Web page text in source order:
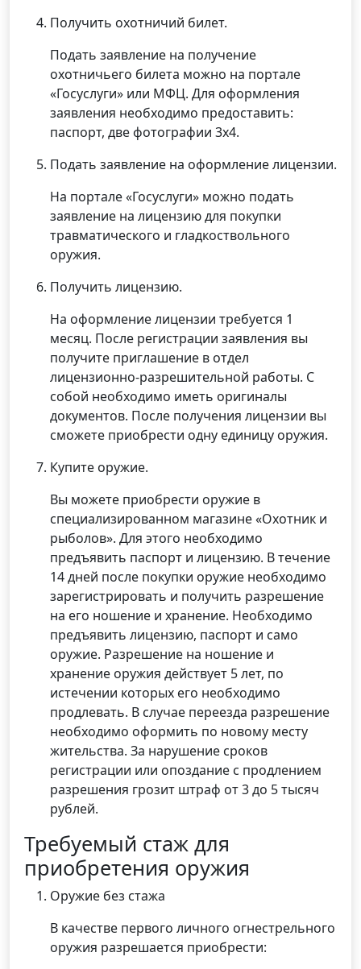
Получить охотничий билет.
Подать заявление на получение
охотничьего билета можно на портале
«Госуслуги» или МФЦ. Для оформления
заявления необходимо предоставить:
паспорт, две фотографии 3х4.
Подать заявление на оформление лицензии.
На портале «Госуслуги» можно подать
заявление на лицензию для покупки
травматического и гладкоствольного
оружия.
Получить лицензию.
На оформление лицензии требуется 1
месяц. После регистрации заявления вы
получите приглашение в отдел
лицензионно-разрешительной работы. С
собой необходимо иметь оригиналы
документов. После получения лицензии вы
сможете приобрести одну единицу оружия.
Купите оружие.
Вы можете приобрести оружие в
специализированном магазине «Охотник и
рыболов». Для этого необходимо
предъявить паспорт и лицензию. В течение
14 дней после покупки оружие необходимо
зарегистрировать и получить разрешение
на его ношение и хранение. Необходимо
предъявить лицензию, паспорт и само
оружие. Разрешение на ношение и
хранение оружия действует 5 лет, по
истечении которых его необходимо
продлевать. В случае переезда разрешение
необходимо оформить по новому месту
жительства. За нарушение сроков
регистрации или опоздание с продлением
разрешения грозит штраф от 3 до 5 тысяч
рублей.
Требуемый стаж для
приобретения оружия
Оружие без стажа
В качестве первого личного огнестрельного
оружия разрешается приобрести: